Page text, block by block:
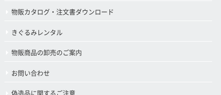
物販カタログ・注文書ダウンロード
きぐるみレンタル
物販商品の卸売のご案内
お問い合わせ
偽造品に関するご注意